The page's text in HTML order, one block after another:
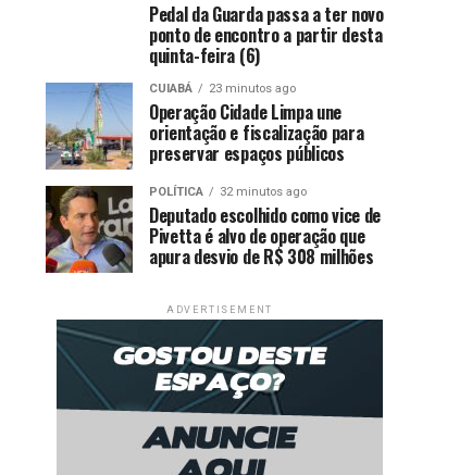
Pedal da Guarda passa a ter novo
ponto de encontro a partir desta
quinta-feira (6)
CUIABÁ 23 minutos ago
Operação Cidade Limpa une
orientação e fiscalização para
preservar espaços públicos
POLÍTICA 32 minutos ago
Deputado escolhido como vice de
Pivetta é alvo de operação que
apura desvio de R$ 308 milhões
ADVERTISEMENT